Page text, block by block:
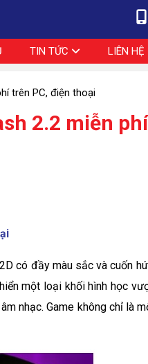
TIN TỨC LIÊN HỆ
trên PC, điện thoại
2.2 miễn
có đầy màu sắc và cuốn
một loại khối hình học
nhạc. Game không chỉ là